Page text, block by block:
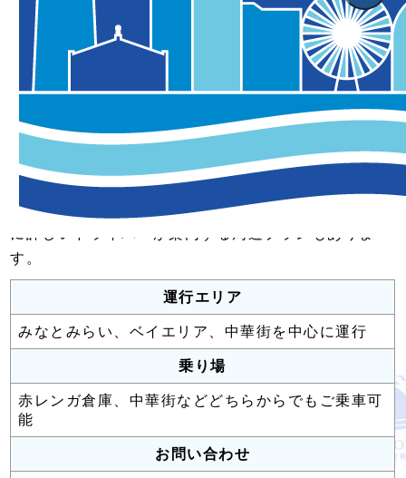
電動アシストで環境にやさしい自転車タクシー。横浜
す。
運行エリア
みなとみらい、ベイエリア、中華街を中心に運行
乗り場
赤レンガ倉庫、中華街などどちらからでもご乗車可
能
お問い合わせ